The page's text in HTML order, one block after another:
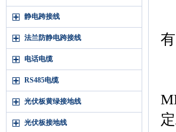
静电跨接线
法兰防静电跨接线
电话电缆
RS485电缆
光伏板黄绿接地线
光伏板接地线